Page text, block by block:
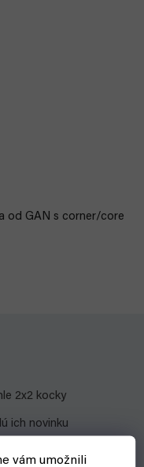
vám umožnili
od GAN s corner/core
2x2 kocky
ich novinku